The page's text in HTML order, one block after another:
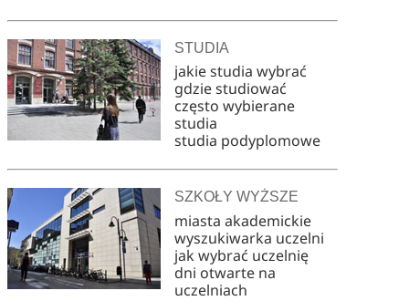
STUDIA
jakie studia wybrać
gdzie studiować
często wybierane
studia
studia podyplomowe
SZKOŁY WYŻSZE
miasta akademickie
wyszukiwarka uczelni
jak wybrać uczelnię
dni otwarte na
uczelniach